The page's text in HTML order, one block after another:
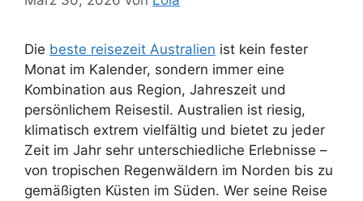
Die beste reisezeit Australien ist kein fester
Monat im Kalender, sondern immer eine
Kombination aus Region, Jahreszeit und
persönlichem Reisestil. Australien ist riesig,
klimatisch extrem vielfältig und bietet zu jeder
Zeit im Jahr sehr unterschiedliche Erlebnisse –
von tropischen Regenwäldern im Norden bis zu
gemäßigten Küsten im Süden. Wer seine Reise